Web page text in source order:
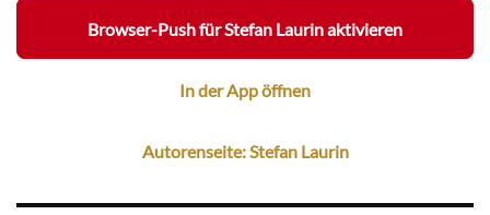
Browser-Push für Stefan Laurin aktivieren
In der App öffnen
Autorenseite: Stefan Laurin